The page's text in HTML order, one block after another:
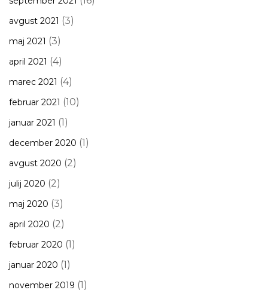
avgust 2021 (3)
maj 2021 (3)
april 2021 (4)
marec 2021 (4)
februar 2021 (10)
januar 2021 (1)
december 2020 (1)
avgust 2020 (2)
julij 2020 (2)
maj 2020 (3)
april 2020 (2)
februar 2020 (1)
januar 2020 (1)
november 2019 (1)